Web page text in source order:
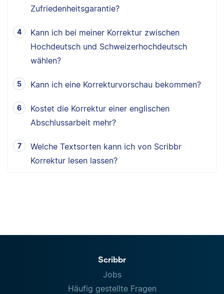
Zufriedenheitsgarantie?
Kann ich bei meiner Korrektur zwischen
Hochdeutsch und Schweizerhochdeutsch
wählen?
Kann ich eine Korrekturvorschau bekommen?
Kostet die Korrektur einer englischen
Abschlussarbeit mehr?
Welche Textsorten kann ich von Scribbr
Korrektur lesen lassen?
Scribbr
Jobs
Häufig gestellte Fragen